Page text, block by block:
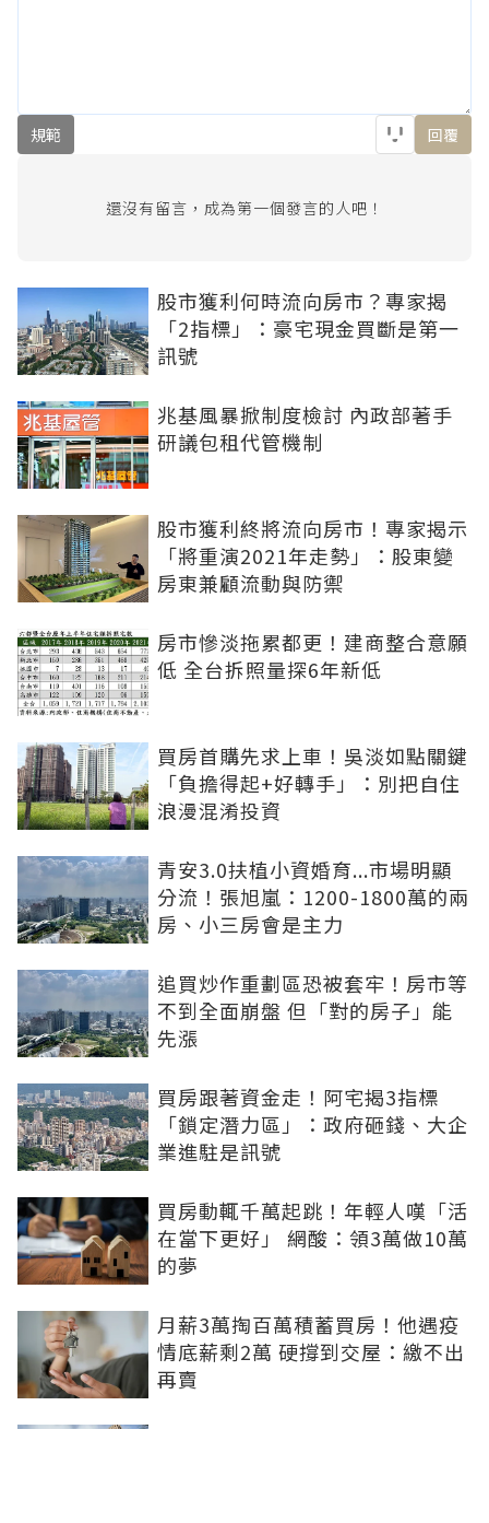
規範 回覆
還沒有留言，成為第一個發言的人吧！
股市獲利何時流向房市？專家揭
「2指標」：豪宅現金買斷是第一
訊號
兆基風暴掀制度檢討 內政部著手
研議包租代管機制
股市獲利終將流向房市！專家揭示
「將重演2021年走勢」：股東變
房東兼顧流動與防禦
房市慘淡拖累都更！建商整合意願
低 全台拆照量探6年新低
買房首購先求上車！吳淡如點關鍵
「負擔得起+好轉手」：別把自住
浪漫混淆投資
青安3.0扶植小資婚育...市場明顯
分流！張旭嵐：1200-1800萬的兩
房、小三房會是主力
追買炒作重劃區恐被套牢！房市等
不到全面崩盤 但「對的房子」能
先漲
買房跟著資金走！阿宅揭3指標
「鎖定潛力區」：政府砸錢、大企
業進駐是訊號
買房動輒千萬起跳！年輕人嘆「活
在當下更好」 網酸：領3萬做10萬
的夢
月薪3萬掏百萬積蓄買房！他遇疫
情底薪剩2萬 硬撐到交屋：繳不出
再賣